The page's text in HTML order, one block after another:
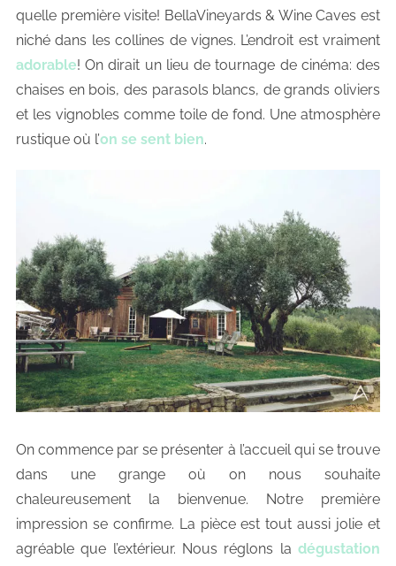
quelle première visite! BellaVineyards & Wine Caves est
niché dans les collines de vignes. L’endroit est vraiment
adorable! On dirait un lieu de tournage de cinéma: des
chaises en bois, des parasols blancs, de grands oliviers
et les vignobles comme toile de fond. Une atmosphère
rustique où l’on se sent bien.
On commence par se présenter à l’accueil qui se trouve
dans une grange où on nous souhaite
chaleureusement la bienvenue. Notre première
impression se confirme. La pièce est tout aussi jolie et
agréable que l’extérieur. Nous réglons ladégustation